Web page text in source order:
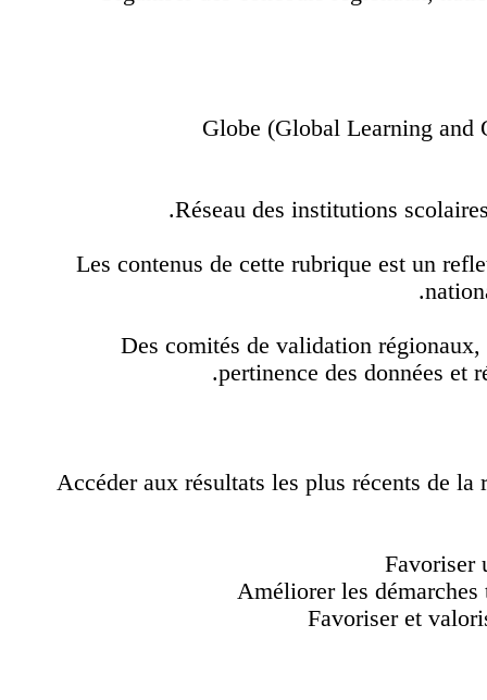
Globe (Global Learning
Réseau des institutions
Les contenus de cette rubrique est un
Des comités de validation
pertinence des données
Accéder aux résultats les plus récents de
Améliorer les
Favoriser et